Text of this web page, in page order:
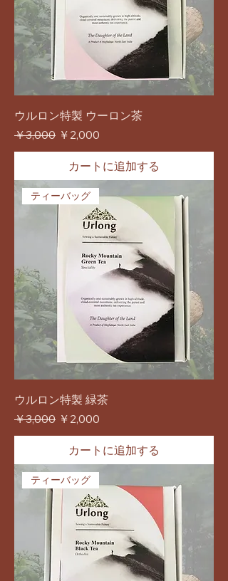
ウルロン特製 ウーロン茶
通常価格
￥3,000 セール価格
￥2,000
カートに追加する
ティーバッグ
ウルロン特製 緑茶
通常価格
￥3,000 セール価格
￥2,000
カートに追加する
ティーバッグ